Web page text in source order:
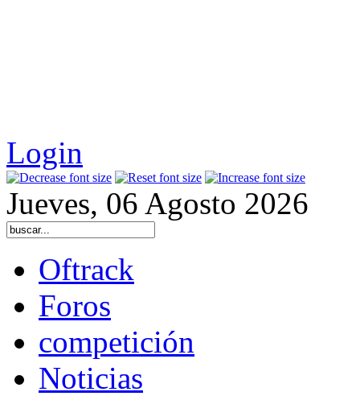
Login
Jueves, 06 Agosto 2026
Oftrack
Foros
competición
Noticias